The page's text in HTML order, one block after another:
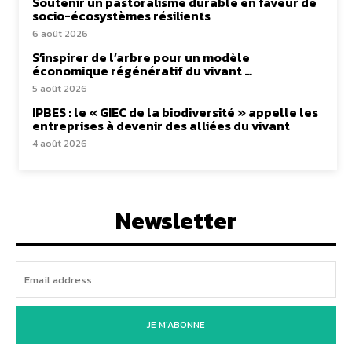
socio-écosystèmes résilients
6 août 2026
S’inspirer de l’arbre pour un modèle
économique régénératif du vivant …
5 août 2026
IPBES : le « GIEC de la biodiversité » appelle les
entreprises à devenir des alliées du vivant
4 août 2026
Newsletter
JE M'ABONNE